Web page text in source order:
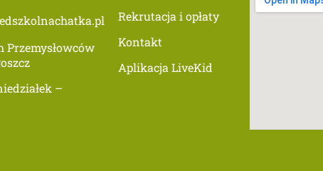
Przemysłowców
–
Rekrutacja i opłaty
Kontakt
Aplikacja LiveKid